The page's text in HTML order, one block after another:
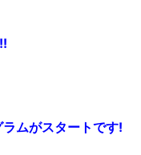
ムがスタートです!